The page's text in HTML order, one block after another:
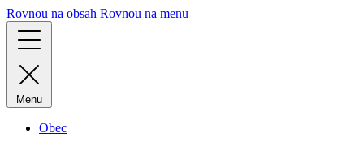
Rovnou na obsah Rovnou na menu
Menu
Obec